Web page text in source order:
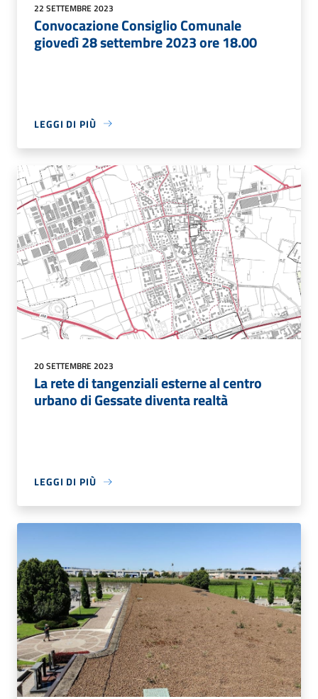
22 SETTEMBRE 2023
Convocazione Consiglio Comunale
giovedì 28 settembre 2023 ore 18.00
LEGGI DI PIÙ
20 SETTEMBRE 2023
La rete di tangenziali esterne al centro
urbano di Gessate diventa realtà
LEGGI DI PIÙ